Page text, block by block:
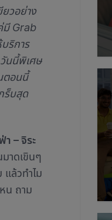
วอย่าง
มี Grab
ริการ
วันนี้พิเศษ
ตอนนี้
ร็บสุด
า – จิระ
าดเขินๆ
แล้วทำไม
น ถาม